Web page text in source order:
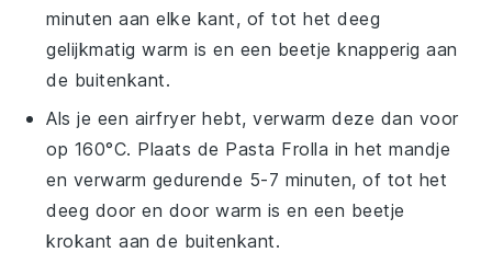
minuten aan elke kant, of tot het deeg
gelijkmatig warm is en een beetje knapperig aan
de buitenkant.
Als je een airfryer hebt, verwarm deze dan voor
op 160°C. Plaats de Pasta Frolla in het mandje
en verwarm gedurende 5-7 minuten, of tot het
deeg door en door warm is en een beetje
krokant aan de buitenkant.